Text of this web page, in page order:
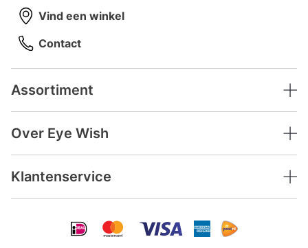
Assortiment
Over Eye Wish
Klantenservice
Vind een winkel
Contact